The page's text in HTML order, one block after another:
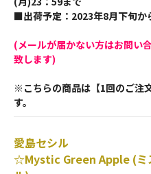
■出荷予定：2023年8月下旬か
(メールが届かない方はお問い
致します)
※こちらの商品は【1回のご注
す。
愛島セシル
☆Mystic Green Apple (ミ